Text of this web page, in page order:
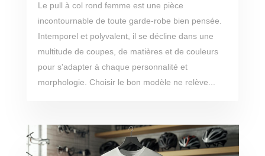
Le pull à col rond femme est une pièce
incontournable de toute garde-robe bien pensée.
Intemporel et polyvalent, il se décline dans une
multitude de coupes, de matières et de couleurs
pour s'adapter à chaque personnalité et
morphologie. Choisir le bon modèle ne relève...